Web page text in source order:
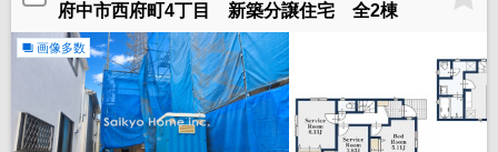
府中市西府町4丁目 新築分譲住宅 全2棟
画像多数